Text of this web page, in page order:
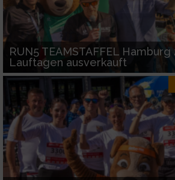
RUN5 TEAMSTAFFEL
Lauftagen ausverkauft
Geräte anhand von aktiv angeforderten
Informationen identifizieren
Nicht-IAB-Verarbeitungszwecke:
Notwendig
Performance
Funktional